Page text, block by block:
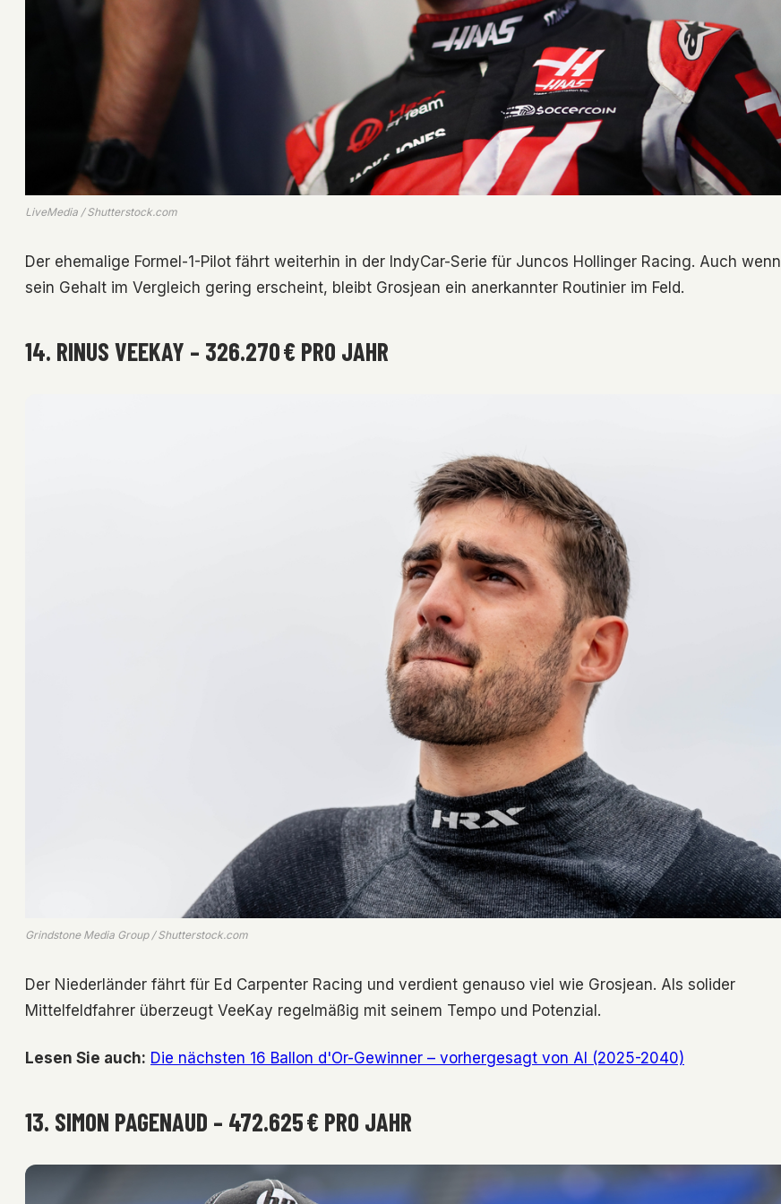
LiveMedia / Shutterstock.com
Der ehemalige Formel-1-Pilot fährt weiterhin in der IndyCar-Serie für Juncos Hollinger Racing. Auch wenn
sein Gehalt im Vergleich gering erscheint, bleibt Grosjean ein anerkannter Routinier im Feld.
14. RINUS VEEKAY – 326.270 € PRO JAHR
Grindstone Media Group / Shutterstock.com
Der Niederländer fährt für Ed Carpenter Racing und verdient genauso viel wie Grosjean. Als solider
Mittelfeldfahrer überzeugt VeeKay regelmäßig mit seinem Tempo und Potenzial.
Lesen Sie auch: Die nächsten 16 Ballon d'Or-Gewinner – vorhergesagt von AI (2025-2040)
13. SIMON PAGENAUD – 472.625 € PRO JAHR